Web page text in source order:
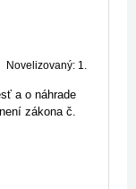
Novelizovaný: 1.
a o náhrade
zákona č.